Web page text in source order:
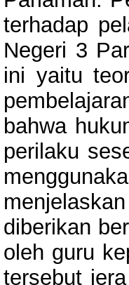
terhadap
Negeri 3
ini yaitu
bahwa
perilaku
diberikan
oleh guru
tersebut